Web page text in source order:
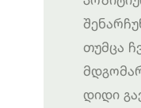
თუმცა
დიდი